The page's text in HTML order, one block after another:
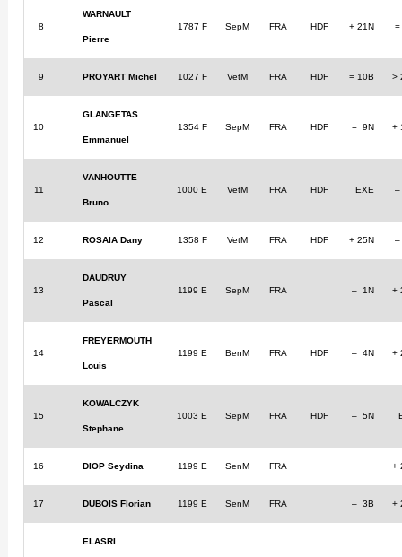
8
WARNAULT
Pierre
1787 F SepM FRA HDF + 21N
9 PROYART Michel 1027 F VetM FRA HDF = 10B >
10
GLANGETAS
Emmanuel
1354 F SepM FRA HDF = 9N +
11
VANHOUTTE
Bruno
1000 E VetM FRA HDF EXE
12 ROSAIA Dany 1358 F VetM FRA HDF + 25N
13
DAUDRUY
Pascal
1199 E SepM FRA – 1N +
14
FREYERMOUTH
Louis
1199 E BenM FRA HDF – 4N +
15
KOWALCZYK
Stephane
1003 E SepM FRA HDF – 5N
16 DIOP Seydina 1199 E SenM FRA +
17 DUBOIS Florian 1199 E SenM FRA – 3B +
ELASRI